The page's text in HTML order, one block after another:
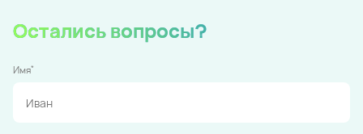
Остались вопросы?
Имя*